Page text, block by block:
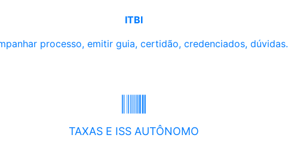
ITBI
processo, emitir guia, certidão, credenciados, dúvidas.
TAXAS E ISS AUTÔNOMO